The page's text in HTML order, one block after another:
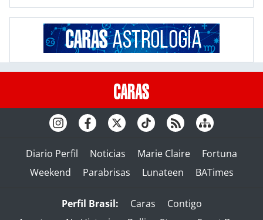
Diario Perfil Noticias Marie Claire
Fortuna
Weekend
Parabrisas Lunateen BATimes
Perfil Brasil: Caras
Contigo